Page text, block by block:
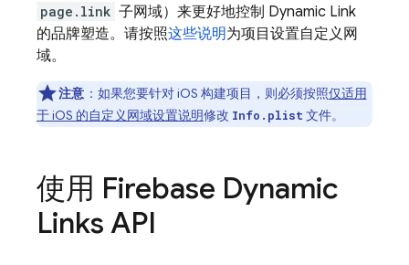
page.link 子网域）来更好地控制 Dynamic Link
的品牌塑造。请按照这些说明为项目设置自定义网
域。
注意 ：如果您要针对 iOS 构建项目，则必须按照仅适用
于 iOS 的自定义网域设置说明修改 Info.plist 文件。
使用 Firebase Dynamic
Links API